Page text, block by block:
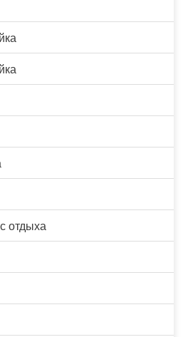
отдыха